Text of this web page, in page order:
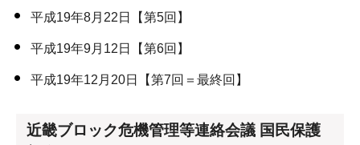
平成19年8月22日【第5回】
平成19年9月12日【第6回】
平成19年12月20日【第7回＝最終回】
近畿ブロック危機管理等連絡会議 国民保護